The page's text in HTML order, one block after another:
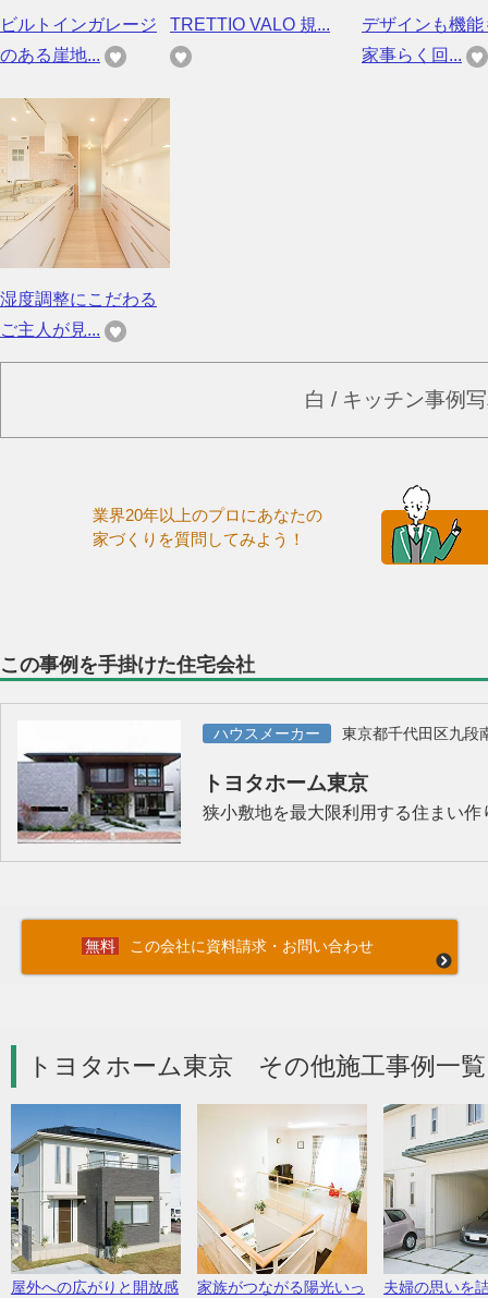
ビルトインガレージ
のある崖地...
TRETTIO VALO 規...
デザインも機
家事らく回...
湿度調整にこだわる
ご主人が見...
白 / キッチン事例
業界20年以上のプロにあなたの
家づくりを質問してみよう！
この事例を手掛けた住宅会社
ハウスメーカー 東京都千代田区九段
トヨタホーム東京
狭小敷地を最大限利用する住まい作
この会社に資料請求・お問い合わせ
トヨタホーム東京 その他施工事例一
屋外への広がりと開放感
家族がつながる陽光いっ
夫婦の思いを